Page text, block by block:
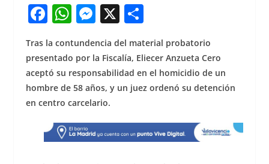
F
a
c
e
b
o
o
k
W
at
s
A
p
p
M
e
ss
e
n
g
er
X S
h
ar
e
Tras la contundencia del material probatorio
presentado por la Fiscalía, Eliecer Anzueta Cero
aceptó su responsabilidad en el homicidio de un
hombre de 58 años, y un juez ordenó su detención
en centro carcelario.